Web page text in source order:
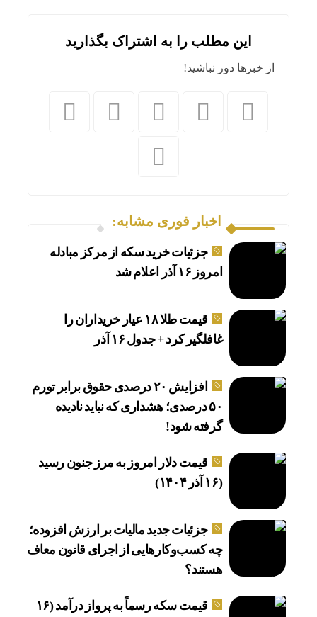
این مطلب را به اشتراک بگذارید
از خبرها دور نباشید!
اخبار فوری مشابه:
جزئیات خرید سکه از مرکز مبادله
امروز ۱۶ آذر اعلام شد
قیمت طلا ۱۸ عیار خریداران را
غافلگیر کرد + جدول ۱۶ آذر
افزایش ۲۰ درصدی حقوق برابر تورم
۵۰ درصدی؛ هشداری که نباید نادیده
گرفته شود!
قیمت دلار امروز به مرز جنون رسید
(۱۶ آذر ۱۴۰۴)
جزئیات جدید مالیات بر ارزش افزوده؛
چه کسب‌وکارهایی از اجرای قانون معاف
هستند؟
قیمت سکه رسماً به پرواز درآمد (۱۶